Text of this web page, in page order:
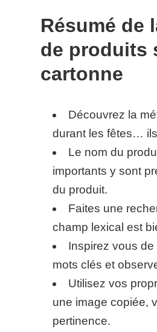
Résumé de
de produits
cartonne
Découvrez la
durant les fêtes…
Le nom du
importants y sont
du produit.
Faites une
champ lexical est
Inspirez vous
mots clés et
Utilisez vos
une image copiée,
pertinence.